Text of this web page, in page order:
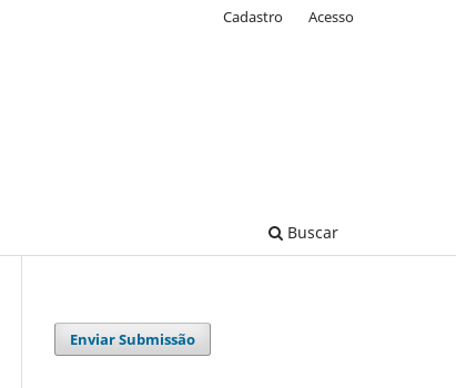
Buscar
Cadastro Acesso
Enviar Submissão